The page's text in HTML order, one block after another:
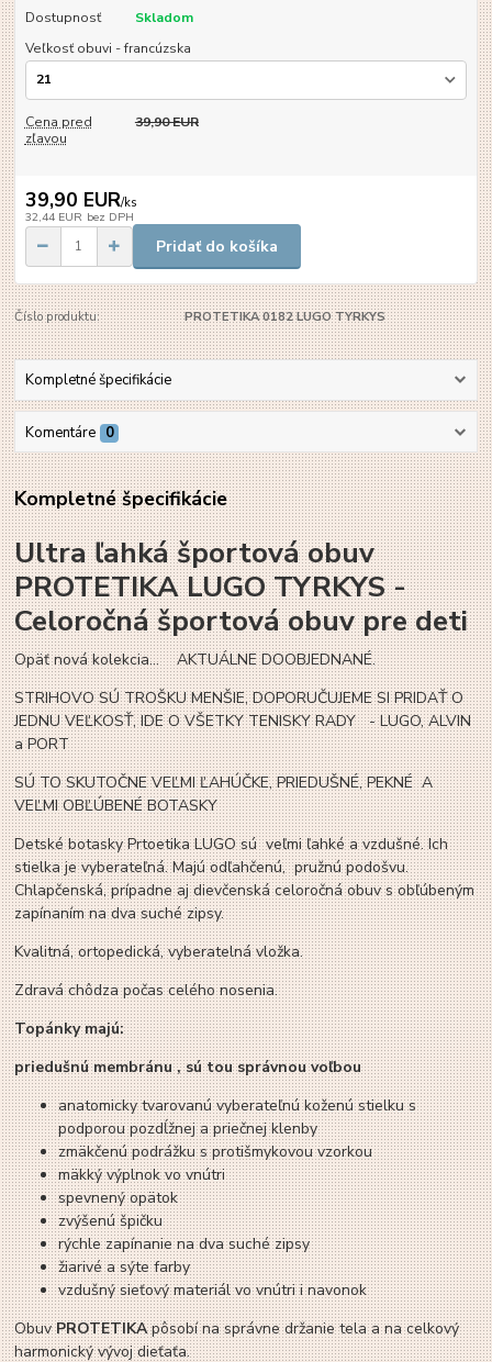
Dostupnosť
Skladom
Veľkosť obuvi - francúzska
Cena pred
zľavou
39,90 EUR
39,90 EUR/ks
32,44 EUR bez DPH
Pridať do košíka
Číslo produktu: PROTETIKA 0182 LUGO TYRKYS
Kompletné špecifikácie
Komentáre 0
Kompletné špecifikácie
Ultra ľahká športová obuv
PROTETIKA LUGO TYRKYS -
Celoročná športová obuv pre deti
Opäť nová kolekcia... AKTUÁLNE DOOBJEDNANÉ.
STRIHOVO SÚ TROŠKU MENŠIE, DOPORUČUJEME SI PRIDAŤ O
JEDNU VEĽKOSŤ, IDE O VŠETKY TENISKY RADY - LUGO, ALVIN
a PORT
SÚ TO SKUTOČNE VEĽMI ĽAHÚČKE, PRIEDUŠNÉ, PEKNÉ A
VEĽMI OBĽÚBENÉ BOTASKY
Detské botasky Prtoetika LUGO sú veľmi ľahké a vzdušné. Ich
stielka je vyberateľná. Majú odľahčenú, pružnú podošvu.
Chlapčenská, prípadne aj dievčenská celoročná obuv s obľúbeným
zapínaním na dva suché zipsy.
Kvalitná, ortopedická, vyberatelná vložka.
Zdravá chôdza počas celého nosenia.
Topánky majú:
priedušnú membránu , sú tou správnou voľbou
anatomicky tvarovanú vyberateľnú koženú stielku s
podporou pozdĺžnej a priečnej klenby
zmäkčenú podrážku s protišmykovou vzorkou
mäkký výplnok vo vnútri
spevnený opätok
zvýšenú špičku
rýchle zapínanie na dva suché zipsy
žiarivé a sýte farby
vzdušný sieťový materiál vo vnútri i navonok
ObuvPROTETIKApôsobí na správne držanie tela a na celkový
harmonický vývoj dieťaťa.